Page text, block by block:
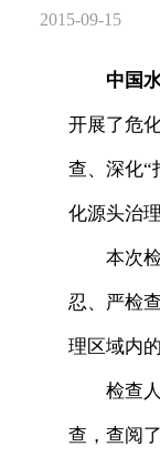
2015-09-15
中国
开展了危
查、深化“
化源头治理
本次检
忍、严检
理区域内
检查人
查，查阅